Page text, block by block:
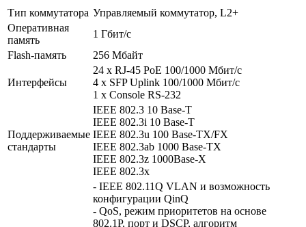
Тип коммутатора Управляемый коммутатор, L2+
Оперативная
память
1 Гбит/с
Flash-память
256 Мбайт
Интерфейсы
24 x RJ-45 PoE 100/1000 Мбит/с
4 x SFP Uplink 100/1000 Мбит/с
1 x Console RS-232
Поддерживаемые
стандарты
IEEE 802.3 10 Base-T
IEEE 802.3i 10 Base-T
IEEE 802.3u 100 Base-TX/FX
IEEE 802.3ab 1000 Base-TX
IEEE 802.3z 1000Base-X
IEEE 802.3x
- IEEE 802.11Q VLAN и возможность
конфигурации QinQ
- QoS, режим приоритетов на основе
802.1P, порт и DSCP, алгоритм